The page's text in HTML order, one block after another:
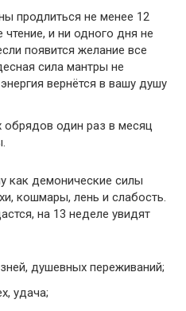
продлиться не менее 12
чтение, и ни одного дня не
появится желание все
сила мантры не
вернётся в вашу душу
один раз в месяц
как демонические силы
кошмары, лень и слабость.
на 13 неделе увидят
душевных переживаний;
удача;